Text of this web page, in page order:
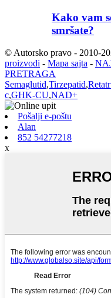
Kako vam
smršate?
© Autorsko pravo - 2010-
proizvodi - Mapa sajta -
PRETRAGA
Semaglutid,Tirzepatid,
c,GHK-CU,NAD+
Pošalji e-poštu
Alan
852 54277218
x